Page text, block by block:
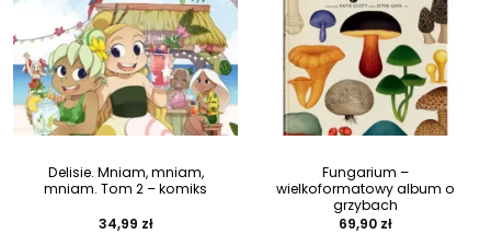
Delisie. Mniam, mniam,
mniam. Tom 2 – komiks
34,99 zł
Fungarium –
wielkoformatowy album o
grzybach
69,90 zł